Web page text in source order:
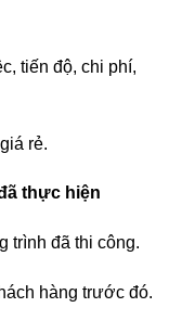
tiến độ, chi phí,
rẻ.
thực hiện
trình đã thi công.
hàng trước đó.